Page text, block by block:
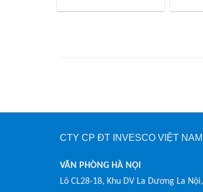
CTY CP ĐT INVESCO VIỆT NAM
VĂN PHÒNG HÀ NỘI
Lô CL28-18, Khu DV La Dương La Nội,